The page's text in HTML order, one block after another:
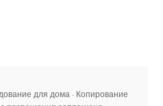
для дома · Копирование